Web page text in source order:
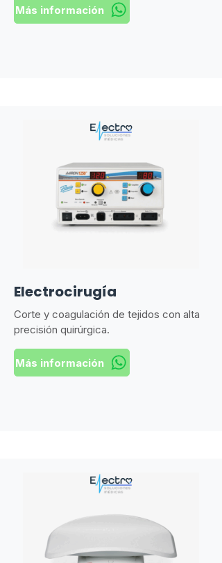
Más información
Electrocirugía
Corte y coagulación de tejidos con alta
precisión quirúrgica.
Más información